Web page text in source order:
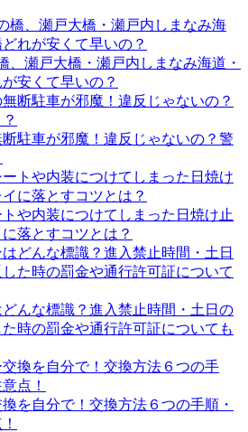
、瀬戸大橋・瀬戸内しまなみ海道・
安くて早いの？
駐車が邪魔！違反じゃないの？警
や内装につけてしまった日焼け止
落とすコツとは？
んな標識？進入禁止時間・土日の
時の罰金や通行許可証についても
を自分で！交換方法６つの手順・